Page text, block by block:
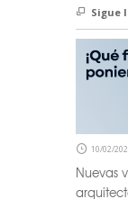
Sigue
10/02/
Nuevas